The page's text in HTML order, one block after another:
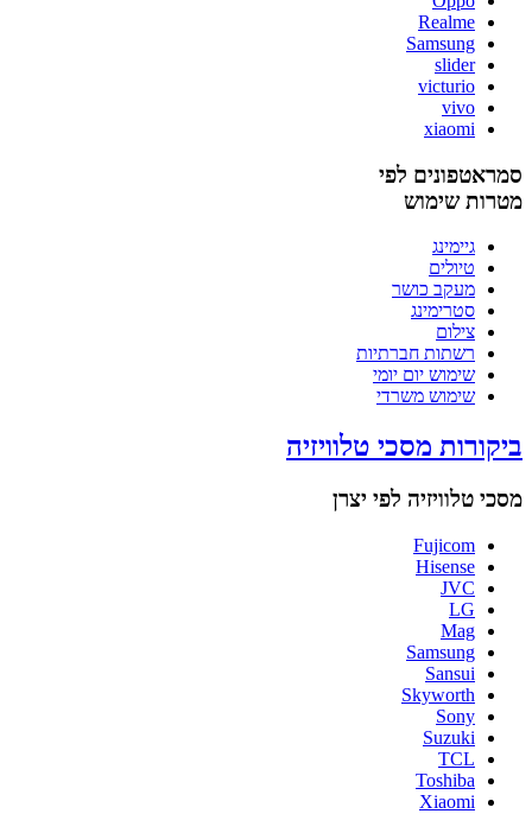
Realme
Samsung
slider
victurio
vivo
xiaomi
סמראטפונים לפי
מטרות שימוש
גיימינג
טיולים
מעקב כושר
סטרימינג
צילום
רשתות חברתיות
שימוש יום יומי
שימוש משרדי
ביקורות מסכי טלוויזיה
מסכי טלוויזיה לפי יצרן
Fujicom
Hisense
JVC
LG
Mag
Samsung
Sansui
Skyworth
Sony
Suzuki
TCL
Toshiba
Xiaomi